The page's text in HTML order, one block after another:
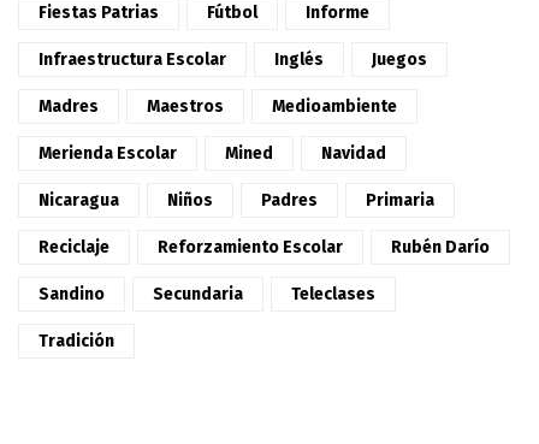
Fiestas Patrias Fútbol Informe
Infraestructura Escolar Inglés Juegos
Madres Maestros Medioambiente
Merienda Escolar Mined Navidad
Nicaragua Niños Padres Primaria
Reciclaje Reforzamiento Escolar Rubén Darío
Sandino Secundaria Teleclases
Tradición